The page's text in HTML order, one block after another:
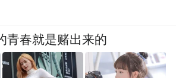
青春就是赌出来的